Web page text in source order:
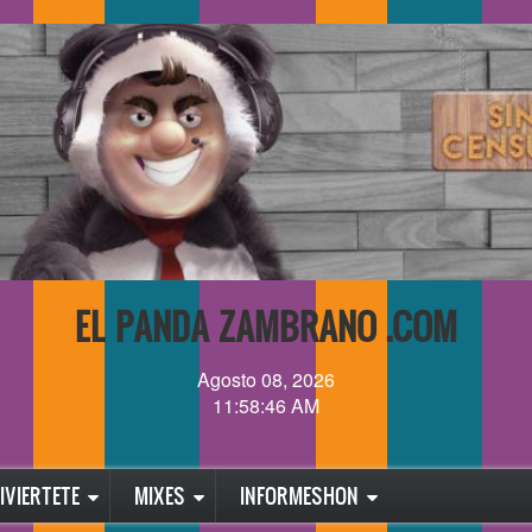
EL PANDA ZAMBRANO .COM
Agosto 08, 2026
11:58:46 AM
MIXES INFORMESHON